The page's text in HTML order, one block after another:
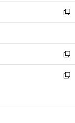
ウ
で
開
ン
ド
ウ
開
く
ウ
ィ
ン
ウ
で
開
く
し
い
ウ
ン
ド
ウ
で
新
し
ウ
ィ
ン
ド
開
新
し
い
ン
新
ウ